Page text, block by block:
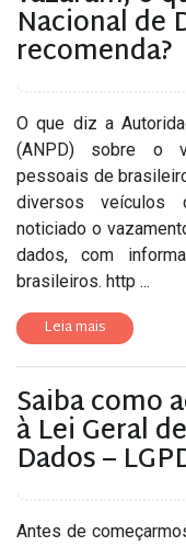
Nacional de
recomenda?
O que diz a
(ANPD) sobre o
pessoais de
diversos veículos
noticiado o
dados, com
brasileiros. http ...
Leia mais
Saiba como
à Lei Geral
Dados –
Antes de